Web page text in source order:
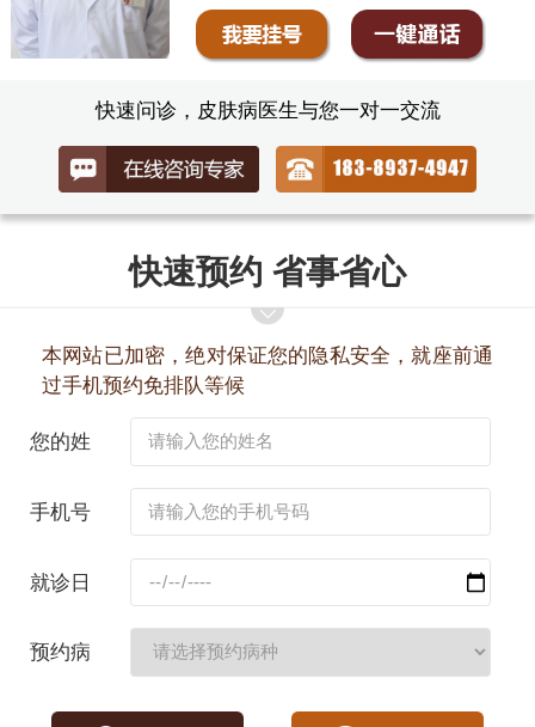
快速问诊，皮肤病医生与您一对一交流
快速预约 省事省心
本网站已加密，绝对保证您的隐私安全，就座前通
过手机预约免排队等候
您的姓
手机号
就诊日
预约病